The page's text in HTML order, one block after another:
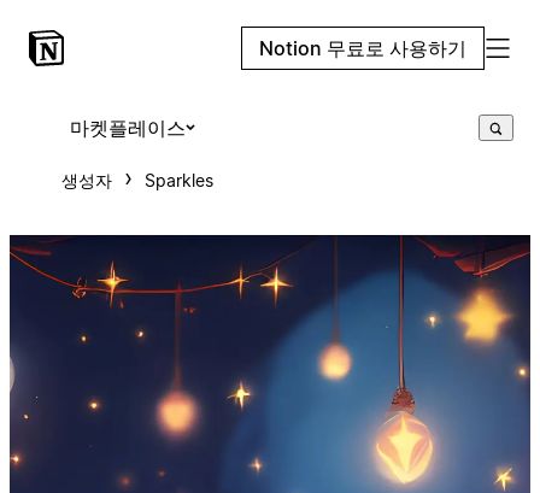
Notion 무료로 사용하기
마켓플레이스
생성자 Sparkles